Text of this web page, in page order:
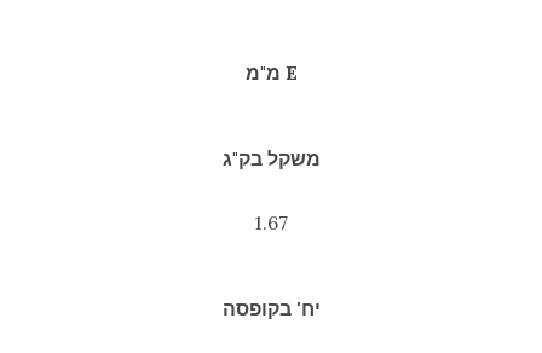
E מ"מ
משקל בק"ג
1.67
יח' בקופסה